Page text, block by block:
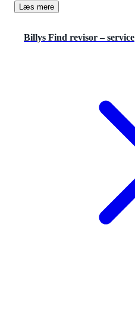
Læs mere
Billys Find revisor – service